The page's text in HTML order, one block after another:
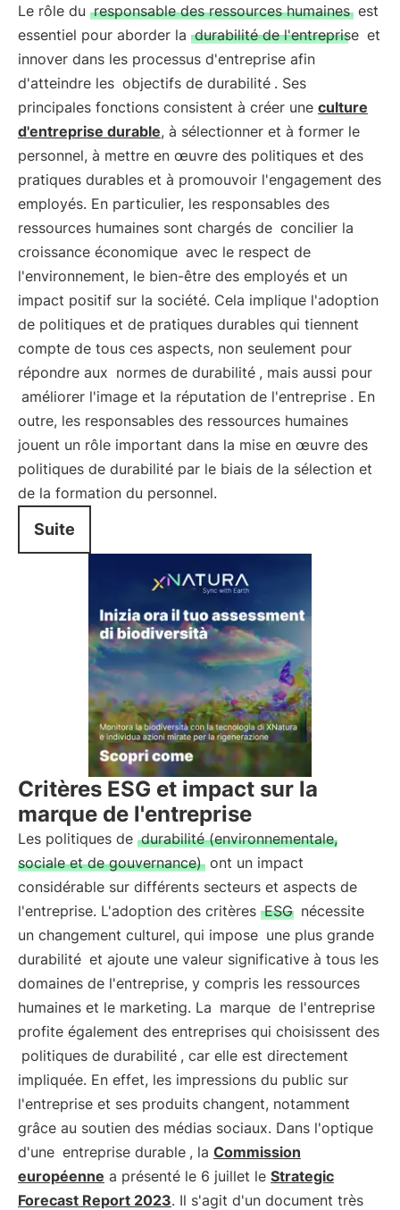
Le rôle du responsable des ressources humaines est
essentiel pour aborder la durabilité de l'entreprise et
innover dans les processus d'entreprise afin
d'atteindre les objectifs de durabilité . Ses
principales fonctions consistent à créer une culture
d'entreprise durable, à sélectionner et à former le
personnel, à mettre en œuvre des politiques et des
pratiques durables et à promouvoir l'engagement des
employés. En particulier, les responsables des
ressources humaines sont chargés de concilier la
croissance économique avec le respect de
l'environnement, le bien-être des employés et un
impact positif sur la société. Cela implique l'adoption
de politiques et de pratiques durables qui tiennent
compte de tous ces aspects, non seulement pour
répondre aux normes de durabilité , mais aussi pour
améliorer l'image et la réputation de l'entreprise . En
outre, les responsables des ressources humaines
jouent un rôle important dans la mise en œuvre des
politiques de durabilité par le biais de la sélection et
de la formation du personnel.
Suite
Critères ESG et impact sur la
marque de l'entreprise
Les politiques de durabilité (environnementale,
sociale et de gouvernance) ont un impact
considérable sur différents secteurs et aspects de
l'entreprise. L'adoption des critères ESG nécessite
un changement culturel, qui impose une plus grande
durabilité et ajoute une valeur significative à tous les
domaines de l'entreprise, y compris les ressources
humaines et le marketing. La marque de l'entreprise
profite également des entreprises qui choisissent des
politiques de durabilité , car elle est directement
impliquée. En effet, les impressions du public sur
l'entreprise et ses produits changent, notamment
grâce au soutien des médias sociaux. Dans l'optique
d'une entreprise durable , la Commission
européenne a présenté le 6 juillet le Strategic
Forecast Report 2023. Il s'agit d'un document très